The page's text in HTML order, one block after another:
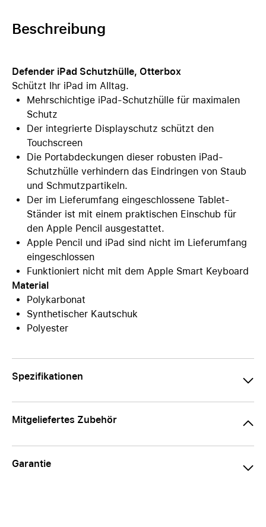
Beschreibung
Defender iPad Schutzhülle, Otterbox
Schützt Ihr iPad im Alltag.
Mehrschichtige iPad-Schutzhülle für maximalen
Schutz
Der integrierte Displayschutz schützt den
Touchscreen
Die Portabdeckungen dieser robusten iPad-
Schutzhülle verhindern das Eindringen von Staub
und Schmutzpartikeln.
Der im Lieferumfang eingeschlossene Tablet-
Ständer ist mit einem praktischen Einschub für
den Apple Pencil ausgestattet.
Apple Pencil und iPad sind nicht im Lieferumfang
eingeschlossen
Funktioniert nicht mit dem Apple Smart Keyboard
Material
Polykarbonat
Synthetischer Kautschuk
Polyester
Spezifikationen
Mitgeliefertes Zubehör
Garantie